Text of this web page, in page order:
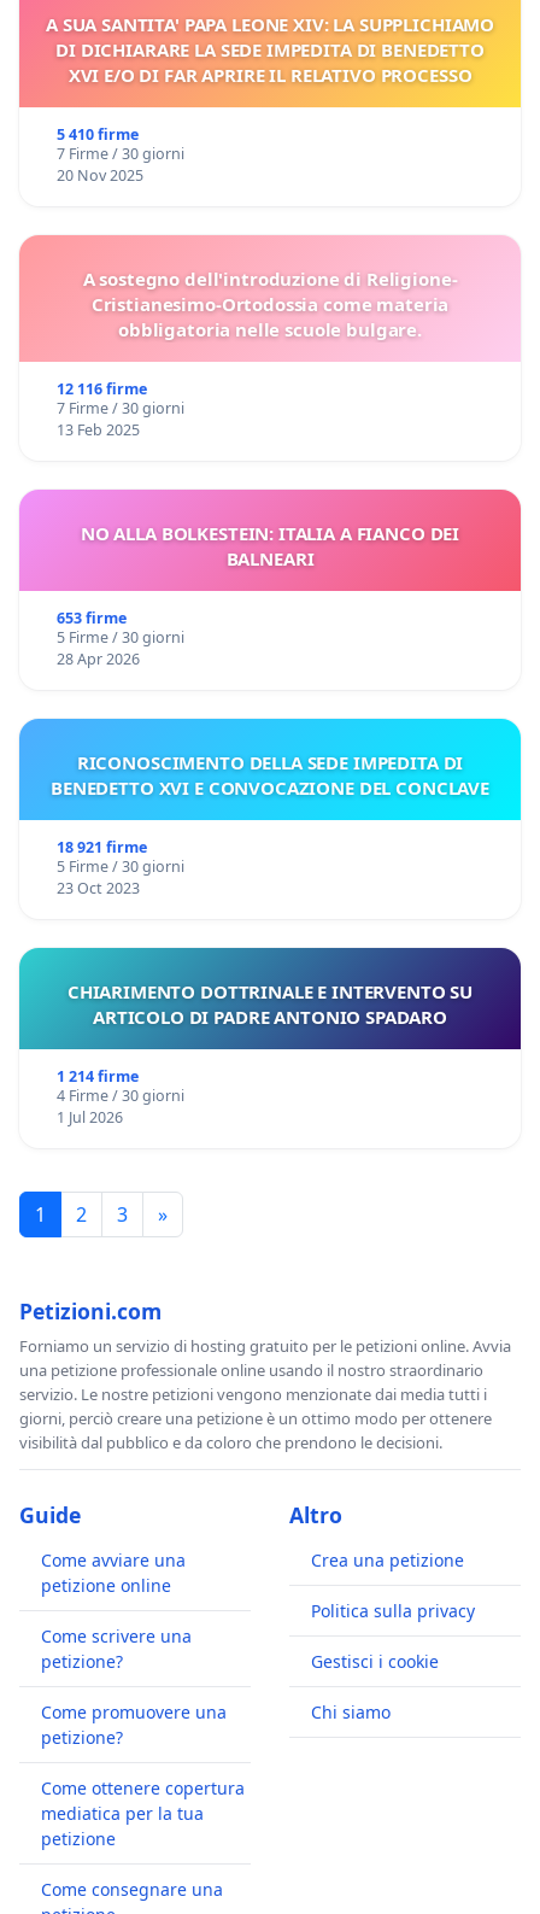
A SUA SANTITA' PAPA LEONE XIV: LA SUPPLICHIAMO
DI DICHIARARE LA SEDE IMPEDITA DI BENEDETTO
XVI E/O DI FAR APRIRE IL RELATIVO PROCESSO
5 410 firme
7 Firme / 30 giorni
20 Nov 2025
A sostegno dell'introduzione di Religione-
Cristianesimo-Ortodossia come materia
obbligatoria nelle scuole bulgare.
12 116 firme
7 Firme / 30 giorni
13 Feb 2025
NO ALLA BOLKESTEIN: ITALIA A FIANCO DEI
BALNEARI
653 firme
5 Firme / 30 giorni
28 Apr 2026
RICONOSCIMENTO DELLA SEDE IMPEDITA DI
BENEDETTO XVI E CONVOCAZIONE DEL CONCLAVE
18 921 firme
5 Firme / 30 giorni
23 Oct 2023
CHIARIMENTO DOTTRINALE E INTERVENTO SU
ARTICOLO DI PADRE ANTONIO SPADARO
1 214 firme
4 Firme / 30 giorni
1 Jul 2026
1 2 3 »
Petizioni.com
Forniamo un servizio di hosting gratuito per le petizioni online. Avvia
una petizione professionale online usando il nostro straordinario
servizio. Le nostre petizioni vengono menzionate dai media tutti i
giorni, perciò creare una petizione è un ottimo modo per ottenere
visibilità dal pubblico e da coloro che prendono le decisioni.
Guide
Come avviare una
petizione online
Come scrivere una
petizione?
Come promuovere una
petizione?
Come ottenere copertura
mediatica per la tua
petizione
Come consegnare una
Altro
Crea una petizione
Politica sulla privacy
Gestisci i cookie
Chi siamo